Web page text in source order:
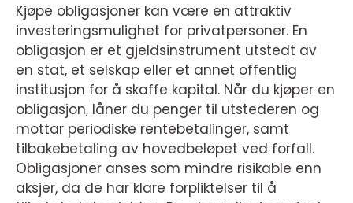
Kjøpe obligasjoner kan være en attraktiv
investeringsmulighet for privatpersoner. En
obligasjon er et gjeldsinstrument utstedt av
en stat, et selskap eller et annet offentlig
institusjon for å skaffe kapital. Når du kjøper en
obligasjon, låner du penger til utstederen og
mottar periodiske rentebetalinger, samt
tilbakebetaling av hovedbeløpet ved forfall.
Obligasjoner anses som mindre risikable enn
aksjer, da de har klare forpliktelser til å